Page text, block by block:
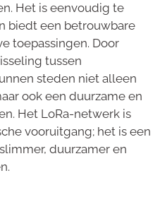
Het is eenvoudig te
biedt een betrouwbare
toepassingen. Door
tussen
steden niet alleen
ook een duurzame en
Het LoRa-netwerk is
vooruitgang; het is een
duurzamer en